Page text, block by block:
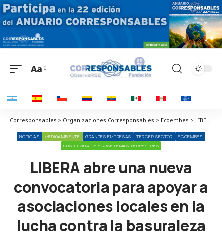
Aa
Corresponsables > Organizaciones Corresponsables > Ecoembes > LIBERA abre una nueva convocatoria para apoyar a asociaciones locales en la lucha contra la basuraleza
NOTICIAS MEDIOAMBIENTE GRANDES EMPRESAS TERCER SECTOR
ECOEMBES
ODS 15 VIDA DE ECOSISTEMAS TERRESTRES
LIBERA abre una nueva
convocatoria para apoyar a
asociaciones locales en la
lucha contra la basuraleza